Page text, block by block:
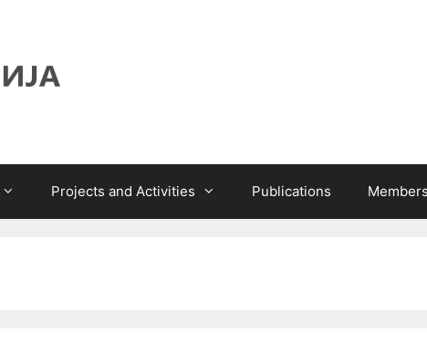
Projects and Activities Publications